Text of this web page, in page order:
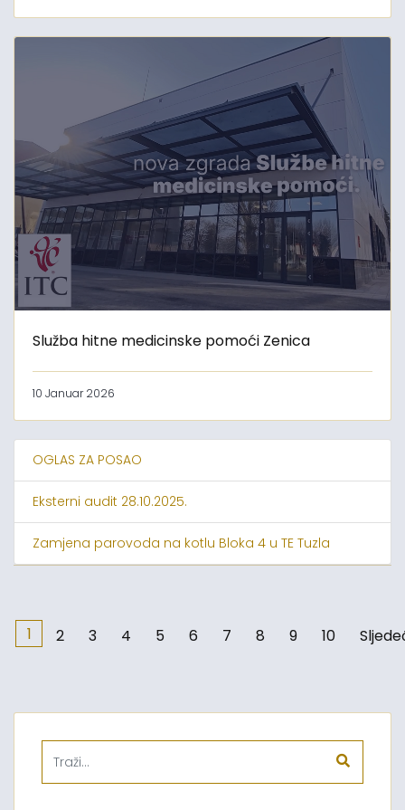
Služba hitne medicinske pomoći Zenica
10 Januar 2026
OGLAS ZA POSAO
Eksterni audit 28.10.2025.
Zamjena parovoda na kotlu Bloka 4 u TE Tuzla
1 2 3 4 5 6 7 8 9 10